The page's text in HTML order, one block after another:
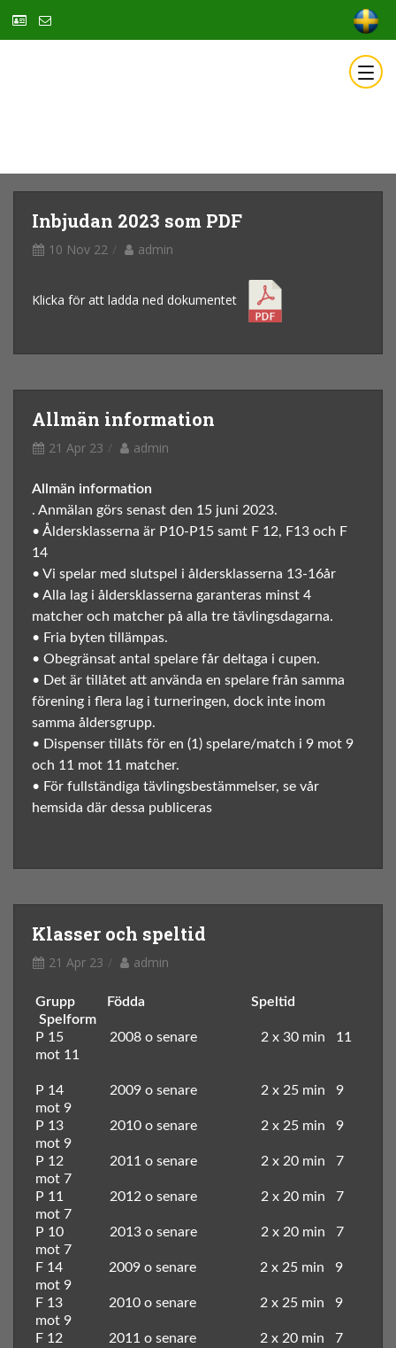
Inbjudan 2023 som PDF
10 Nov 22 admin
Klicka för att ladda ned dokumentet
Allmän information
21 Apr 23 admin
Allmän information
. Anmälan görs senast den 15 juni 2023.
• Åldersklasserna är P10-P15 samt F 12, F13 och F
14
• Vi spelar med slutspel i åldersklasserna 13-16år
• Alla lag i åldersklasserna garanteras minst 4
matcher och matcher på alla tre tävlingsdagarna.
• Fria byten tillämpas.
• Obegränsat antal spelare får deltaga i cupen.
• Det är tillåtet att använda en spelare från samma
förening i flera lag i turneringen, dock inte inom
samma åldersgrupp.
• Dispenser tillåts för en (1) spelare/match i 9 mot 9
och 11 mot 11 matcher.
• För fullständiga tävlingsbestämmelser, se vår
hemsida där dessa publiceras
Klasser och speltid
21 Apr 23 admin
Grupp Födda Speltid
Spelform
P 15 2008 o senare 2 x 30 min 11
mot 11
P 14 2009 o senare 2 x 25 min 9
mot 9
P 13 2010 o senare 2 x 25 min 9
mot 9
P 12 2011 o senare 2 x 20 min 7
mot 7
P 11 2012 o senare 2 x 20 min 7
mot 7
P 10 2013 o senare 2 x 20 min 7
mot 7
F 14 2009 o senare 2 x 25 min 9
mot 9
F 13 2010 o senare 2 x 25 min 9
mot 9
F 12 2011 o senare 2 x 20 min 7